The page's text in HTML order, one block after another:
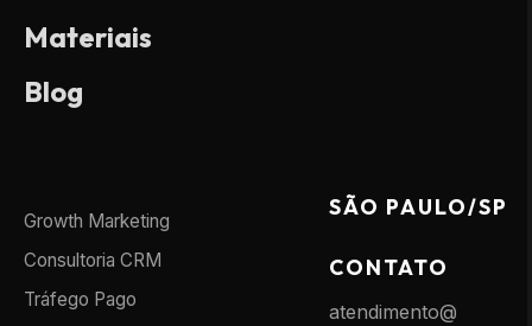
Materiais
Blog
Growth Marketing
Consultoria CRM
Tráfego Pago
SÃO PAULO/SP
CONTATO
atendimento@